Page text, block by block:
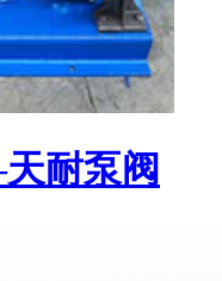
耐泵阀